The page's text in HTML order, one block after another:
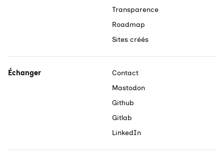
Transparence
Roadmap
Sites créés
Échanger
Contact
Mastodon
Github
Gitlab
LinkedIn